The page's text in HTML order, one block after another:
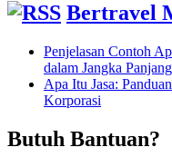
Bertravel
Penjelasan Contoh
dalam Jangka Panjang
Apa Itu Jasa:
Korporasi
Butuh Bantuan?